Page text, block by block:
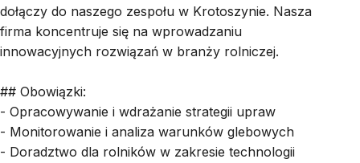
dołączy do naszego zespołu w Krotoszynie. Nasza
firma koncentruje się na wprowadzaniu
innowacyjnych rozwiązań w branży rolniczej.
## Obowiązki:
- Opracowywanie i wdrażanie strategii upraw
- Monitorowanie i analiza warunków glebowych
- Doradztwo dla rolników w zakresie technologii